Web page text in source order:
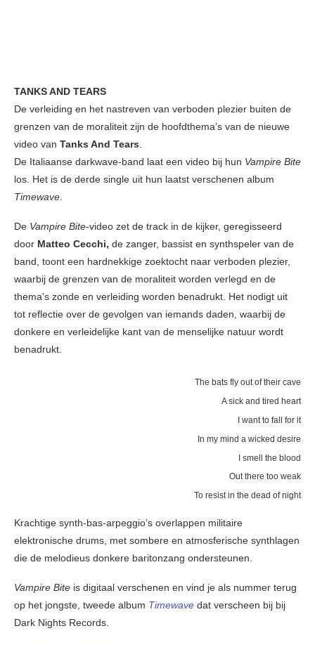
TANKS AND TEARS
De verleiding en het nastreven van verboden plezier buiten de
grenzen van de moraliteit zijn de hoofdthema’s van de nieuwe
video van Tanks And Tears.
De Italiaanse darkwave-band laat een video bij hun Vampire Bite
los. Het is de derde single uit hun laatst verschenen album
Timewave.
De Vampire Bite-video zet de track in de kijker, geregisseerd
door Matteo Cecchi, de zanger, bassist en synthspeler van de
band, toont een hardnekkige zoektocht naar verboden plezier,
waarbij de grenzen van de moraliteit worden verlegd en de
thema’s zonde en verleiding worden benadrukt. Het nodigt uit
tot reflectie over de gevolgen van iemands daden, waarbij de
donkere en verleidelijke kant van de menselijke natuur wordt
benadrukt.
The bats fly out of their cave
A sick and tired heart
I want to fall for it
In my mind a wicked desire
I smell the blood
Out there too weak
To resist in the dead of night
Krachtige synth-bas-arpeggio’s overlappen militaire
elektronische drums, met sombere en atmosferische synthlagen
die de melodieus donkere baritonzang ondersteunen.
Vampire Bite is digitaal verschenen en vind je als nummer terug
op het jongste, tweede album Timewave dat verscheen bij bij
Dark Nights Records.